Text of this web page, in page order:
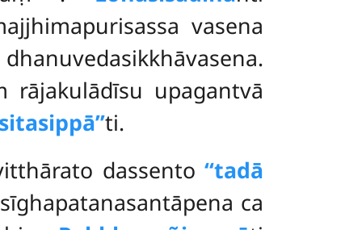
vasena
rājakulādīsu upagantvā
ti.
dassento‘‘tadā
ca